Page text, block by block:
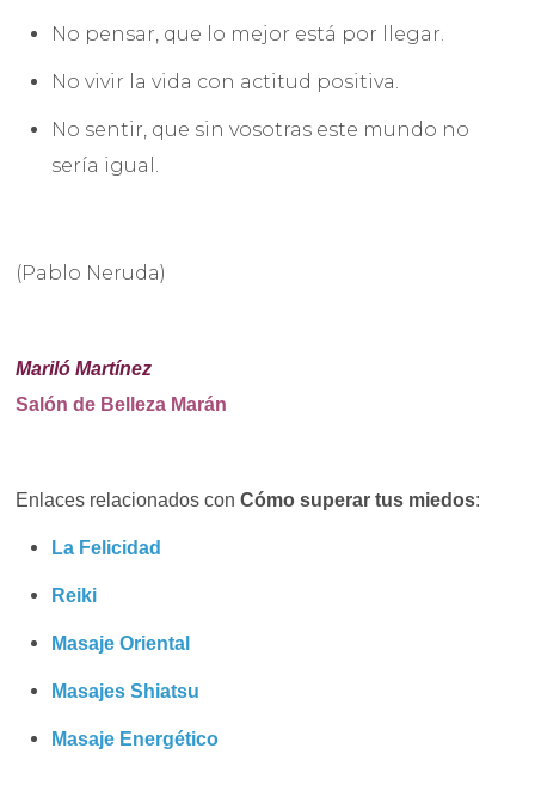
No pensar, que lo mejor está por llegar.
No vivir la vida con actitud positiva.
No sentir, que sin vosotras este mundo no
sería igual.
(Pablo Neruda)
Mariló Martínez
Salón de Belleza Marán
Enlaces relacionados con Cómo superar tus miedos:
La Felicidad
Reiki
Masaje Oriental
Masajes Shiatsu
Masaje Energético